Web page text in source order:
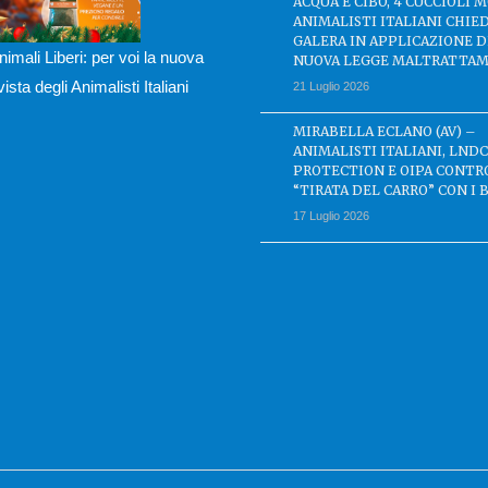
Liberi: per voi la nuova
degli Animalisti Italiani
ANIMALISTI ITALIANI
GALERA IN APPLICAZIONE
NUOVA LEGGE
21 Luglio 2026
MIRABELLA ECLANO (AV) –
ANIMALISTI ITALIANI,
PROTECTION E OIPA
“TIRATA DEL CARRO” CON I
17 Luglio 2026